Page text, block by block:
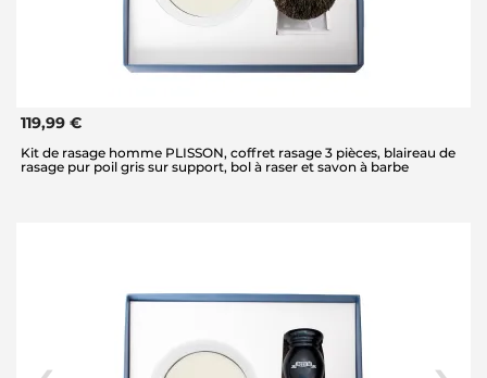
119,99 €
Kit de rasage homme PLISSON, coffret rasage 3 pièces, blaireau de
rasage pur poil gris sur support, bol à raser et savon à barbe